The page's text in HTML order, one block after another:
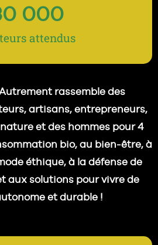
attendus
000
rassemble des
artisans, entrepreneurs,
et des hommes pour 4
bio, au bien-être, à
éthique, à la défense de
aux solutions pour vivre de
et durable !